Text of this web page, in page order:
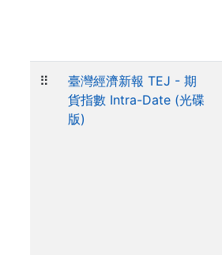
⠿
臺灣經濟新報 TEJ - 期
貨指數 Intra-Date (光碟
版)